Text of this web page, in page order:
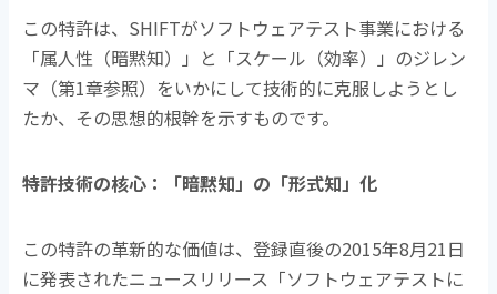
この特許は、 SHIFTがソフトウェアテスト事業における
「属人性（暗黙知）」と「スケール（効率）」のジレン
マ（第1章参照）をいかにして技術的に克服しようとし
たか、その思想的根幹を示すものです。
特許技術の核心：「暗黙知」の「形式知」化
この特許の革新的な価値は、登録直後の2015年8月21日
に発表されたニュースリリース「ソフトウェアテストに